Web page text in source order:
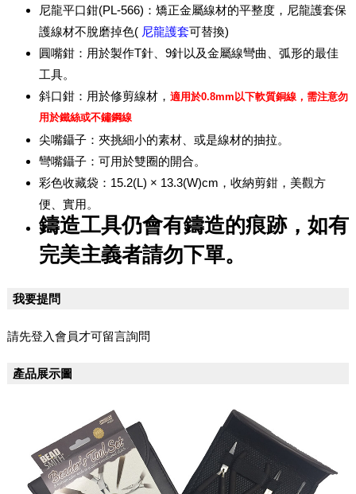
尼龍平口鉗(PL-566)：矯正金屬線材的平整度，尼龍護套保
護線材不脫磨掉色(尼龍護套可替換)
圓嘴鉗：用於製作T針、9針以及金屬線彎曲、弧形的最佳
工具。
斜口鉗：用於修剪線材， 適用於0.8mm以下軟質銅線， 需注意勿
用於鐵絲或不鏽鋼線
尖嘴鑷子：夾挑細小的素材、或是線材的抽拉。
彎嘴鑷子：可用於雙圈的開合。
彩色收藏袋：15.2(L) × 13.3(W)cm，收納剪鉗，美觀方
便、實用。
鑄造工具仍會有鑄造的痕跡，如有
完美主義者請勿下單。
我要提問
請先登入會員才可留言詢問
產品展示圖